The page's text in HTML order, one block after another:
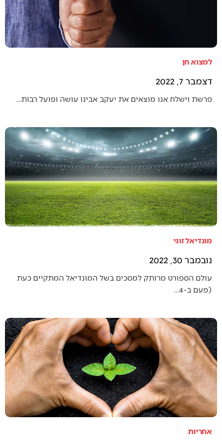
למצוא חן
דצמבר 7, 2022
פרשת וישלח אנו מוצאים את יעקב אבינו עושה ופועל רבות…
מונדיאל זוגי
נובמבר 30, 2022
עולם הספורט מרותק למסכים בשל המונדיאל המתקיים כעת
(פעם ב-4…
אחריות